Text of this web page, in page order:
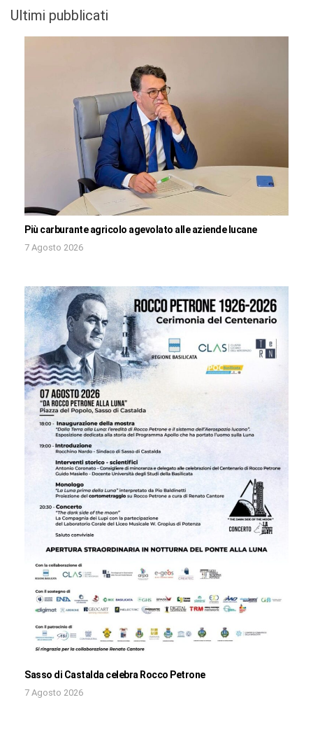
Ultimi pubblicati
Più carburante agricolo agevolato alle aziende lucane
7 Agosto 2026
Sasso di Castalda celebra Rocco Petrone
7 Agosto 2026